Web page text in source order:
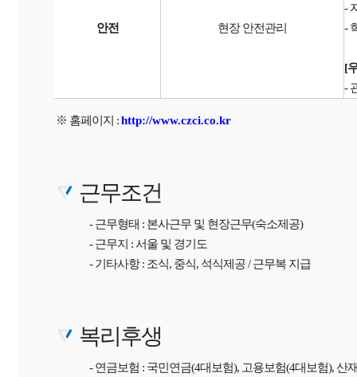
안전 현장 안전관리
-
-
[
-
※ 홈페이지 :http://www.czci.co.kr
근무조건
- 근무형태 : 본사근무 및 현장근무(숙소제공)
- 근무지 : 서울 및 경기도
- 기타사항 : 조식, 중식, 석식제공 / 근무복 지급
복리후생
- 연금보험 : 국민연금(4대보험), 고용보험(4대보험), 산